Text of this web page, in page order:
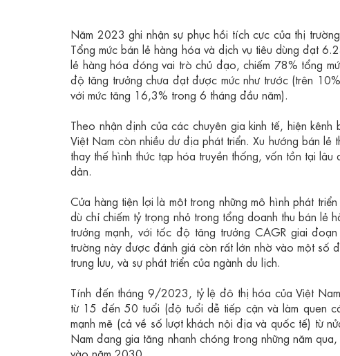
Năm 2023 ghi nhận sự phục hồi tích cực của thị
Tổng mức bán lẻ hàng hóa và dịch vụ tiêu dùng đạt
lẻ hàng hóa đóng vai trò chủ đạo, chiếm 78% tổng
độ tăng trưởng chưa đạt được mức như trước (trên
với mức tăng 16,3% trong 6 tháng đầu năm).
Theo nhận định của các chuyên gia kinh tế, hiện
Việt Nam còn nhiều dư địa phát triển. Xu hướng bán lẻ
thay thế hình thức tạp hóa truyền thống, vốn tồn tại
dân.
Cửa hàng tiện lợi là một trong những mô hình phát
dù chỉ chiếm tỷ trọng nhỏ trong tổng doanh thu bán lẻ
trưởng mạnh, với tốc độ tăng trưởng CAGR giai
trường này được đánh giá còn rất lớn nhờ vào một
trung lưu, và sự phát triển của ngành du lịch.
Tính đến tháng 9/2023, tỷ lệ đô thị hóa của Việt
từ 15 đến 50 tuổi (độ tuổi dễ tiếp cận và làm quen
mạnh mẽ (cả về số lượt khách nội địa và quốc tế) từ
Nam đang gia tăng nhanh chóng trong những năm
vào năm 2030.